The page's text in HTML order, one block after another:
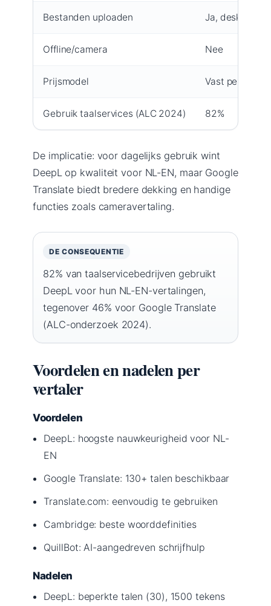
Bestanden uploaden Ja, desktop-
Offline/camera Nee
Prijsmodel Vast per
Gebruik taalservices (ALC 2024) 82%
De implicatie: voor dagelijks gebruik wint
DeepL op kwaliteit voor NL-EN, maar Google
Translate biedt bredere dekking en handige
functies zoals cameravertaling.
DE CONSEQUENTIE
82% van taalservicebedrijven gebruikt
DeepL voor hun NL-EN-vertalingen,
tegenover 46% voor Google Translate
(ALC-onderzoek 2024).
Voordelen en nadelen per
vertaler
Voordelen
DeepL: hoogste nauwkeurigheid voor NL-
EN
Google Translate: 130+ talen beschikbaar
Translate.com: eenvoudig te gebruiken
Cambridge: beste woorddefinities
QuillBot: AI-aangedreven schrijfhulp
Nadelen
DeepL: beperkte talen (30), 1500 tekens